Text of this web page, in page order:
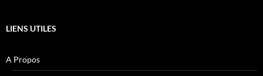
LIENS UTILES
A Propos